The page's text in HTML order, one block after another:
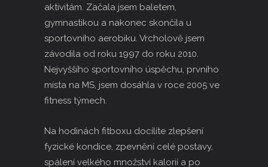
aktivitám. Začala jsem baletem,
gymnastikou a nakonec skončila u
sportovního aerobiku. Vrcholově jsem
závodila od roku 1997 do roku 2010.
Nejvyššího sportovního úspěchu, prvního
místa na MS, jsem dosáhla v roce 2005 ve
fitness týmech.
Na hodinách fitboxu docílíte zlepšení
fyzické kondice, zpevnění celé postavy,
spálení velkého množství kalorií a po